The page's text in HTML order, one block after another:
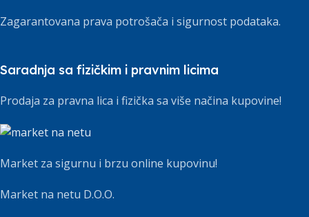
Zagarantovana prava potrošača i sigurnost podataka.
Saradnja sa fizičkim i pravnim licima
Prodaja za pravna lica i fizička sa više načina kupovine!
Market za sigurnu i brzu online kupovinu!
Market na netu D.O.O.